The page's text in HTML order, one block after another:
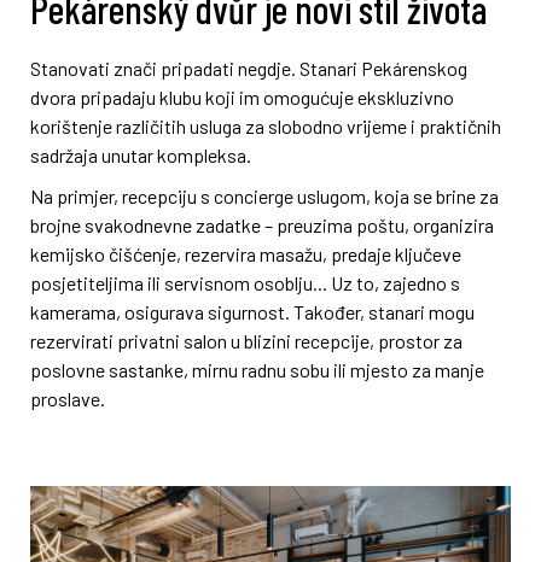
Stanovati znači pripadati negdje. Stanari Pekárenskog
dvora pripadaju klubu koji im omogućuje ekskluzivno
korištenje različitih usluga za slobodno vrijeme i praktičnih
sadržaja unutar kompleksa.
Na primjer, recepciju s concierge uslugom, koja se brine za
brojne svakodnevne zadatke – preuzima poštu, organizira
kemijsko čišćenje, rezervira masažu, predaje ključeve
posjetiteljima ili servisnom osoblju... Uz to, zajedno s
kamerama, osigurava sigurnost. Također, stanari mogu
rezervirati privatni salon u blizini recepcije, prostor za
poslovne sastanke, mirnu radnu sobu ili mjesto za manje
proslave.